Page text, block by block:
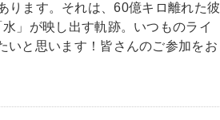
ります。それは、60億キロ離れた彼
」が映し出す軌跡。いつものライ
いと思います！皆さんのご参加をお